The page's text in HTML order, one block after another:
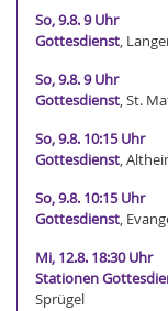
So, 9.8. 9 Uhr
Gottesdienst,
So, 9.8. 9 Uhr
Gottesdienst, St.
So, 9.8. 10:15 Uhr
Gottesdienst,
So, 9.8. 10:15 Uhr
Gottesdienst,
Mi, 12.8. 18:30 Uhr
Stationen
Sprügel